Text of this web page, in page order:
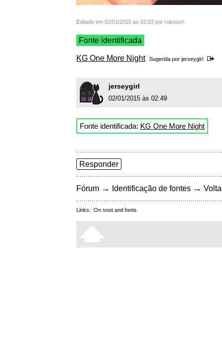
Editado em 02/01/2015 às 02:03 por rokooch
Fonte identificada
KG One More Night Sugerida por jerseygirl
jerseygirl
02/01/2015 às 02:49
Fonte identificada: KG One More Night
Responder
Fórum → Identificação de fontes →
Links: On snot and fonts